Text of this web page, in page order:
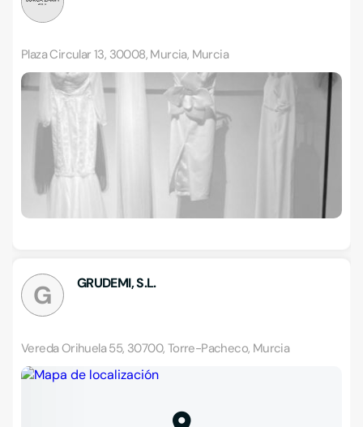
Plaza Circular 13, 30008, Murcia, Murcia
G GRUDEMI, S.L.
Vereda Orihuela 55, 30700, Torre-Pacheco, Murcia